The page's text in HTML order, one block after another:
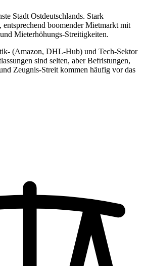
Stadt Ostdeutschlands. Stark
boomender Mietmarkt mit
Mieterhöhungs-Streitigkeiten.
(Amazon, DHL-Hub) und Tech-Sektor
sind selten, aber Befristungen,
Zeugnis-Streit kommen häufig vor das